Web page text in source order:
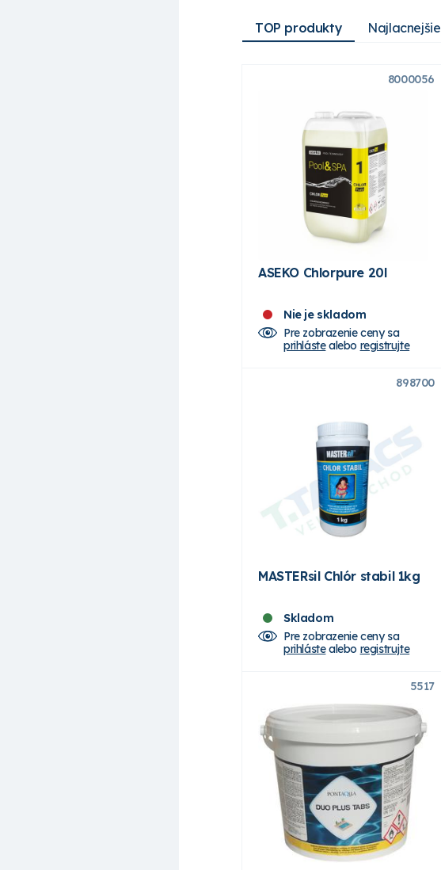
TOP produkty Najlacnejšie
8000056
ASEKO Chlorpure 20l
Nie je skladom
Pre zobrazenie ceny sa
prihlástealebo registrujte
898700
MASTERsil Chlór stabil 1kg
Skladom
Pre zobrazenie ceny sa
prihlástealebo registrujte
5517